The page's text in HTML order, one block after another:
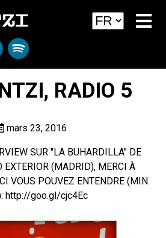
RADIO 5
mars 23, 2016
SUR "LA BUHARDILLA" DE
EXTERIOR (MADRID), MERCI À
VOUS POUVEZ ENTENDRE (MIN.
http://goo.gl/cjc4Ec